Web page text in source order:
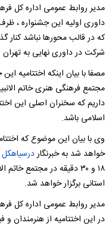
مدیر روابط عمومی اداره کل
داوری اولیه این جشنواره ،
که در قالب محورها نباشد کنار
شرکت در داوری نهایی به
مجتمع فرهنگی هنری خاتم
داریم که سخنران اصلی این
اسلامی باشد.
وی با بیان این موضوع که
خواهد شد به خبرنگاردرسیاهکل
۱۸ و ۳۰ دقیقه در مجتمع
استانی برگزار خواهد شد.
مدیر روابط عمومی اداره کل
در این اختتامیه از هنرمندان